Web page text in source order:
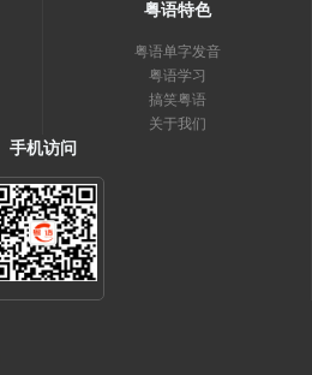
粤语特色
粤语单字发音
粤语学习
搞笑粤语
关于我们
手机访问